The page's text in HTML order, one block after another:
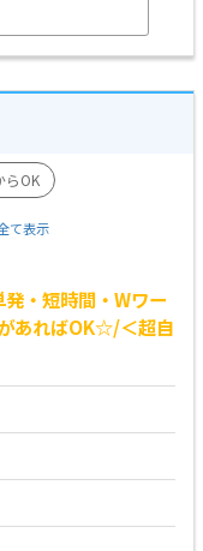
らOK
て表示
・短時間・Wワー
あればOK☆/＜超自